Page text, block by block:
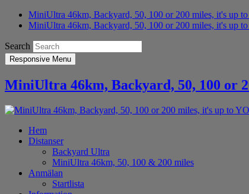
MiniUltra 46km, Backyard, 50, 100 or 200 miles, it's up
MiniUltra 46km, Backyard, 50, 100 or 200 miles, it's up
Search
Responsive Menu
MiniUltra 46km, Backyard, 50, 100 or
Hem
Distanser
Backyard Ultra
MiniUltra 46km, 50, 100 & 200 miles
Anmälan
Startlista